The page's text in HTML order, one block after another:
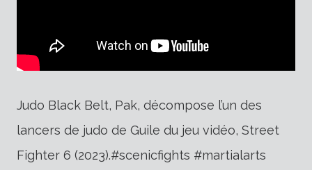
Judo Black Belt, Pak, décompose l’un des
lancers de judo de Guile du jeu vidéo, Street
Fighter 6 (2023).#scenicfights #martialarts